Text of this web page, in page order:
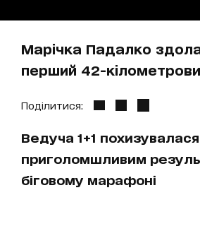
Марічка Падалко
перший 42-
Поділитися:
Ведуча 1+1 похизувалася
приголомшливим
біговому марафоні